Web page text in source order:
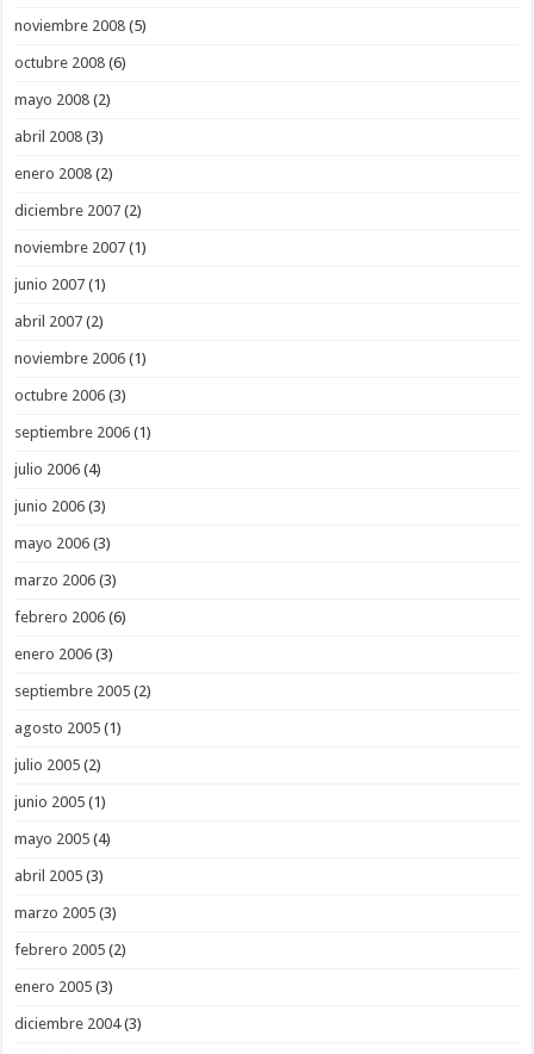
noviembre 2008 (5)
octubre 2008 (6)
mayo 2008 (2)
abril 2008 (3)
enero 2008 (2)
diciembre 2007 (2)
noviembre 2007 (1)
junio 2007 (1)
abril 2007 (2)
noviembre 2006 (1)
octubre 2006 (3)
septiembre 2006 (1)
julio 2006 (4)
junio 2006 (3)
mayo 2006 (3)
marzo 2006 (3)
febrero 2006 (6)
enero 2006 (3)
septiembre 2005 (2)
agosto 2005 (1)
julio 2005 (2)
junio 2005 (1)
mayo 2005 (4)
abril 2005 (3)
marzo 2005 (3)
febrero 2005 (2)
enero 2005 (3)
diciembre 2004(3)